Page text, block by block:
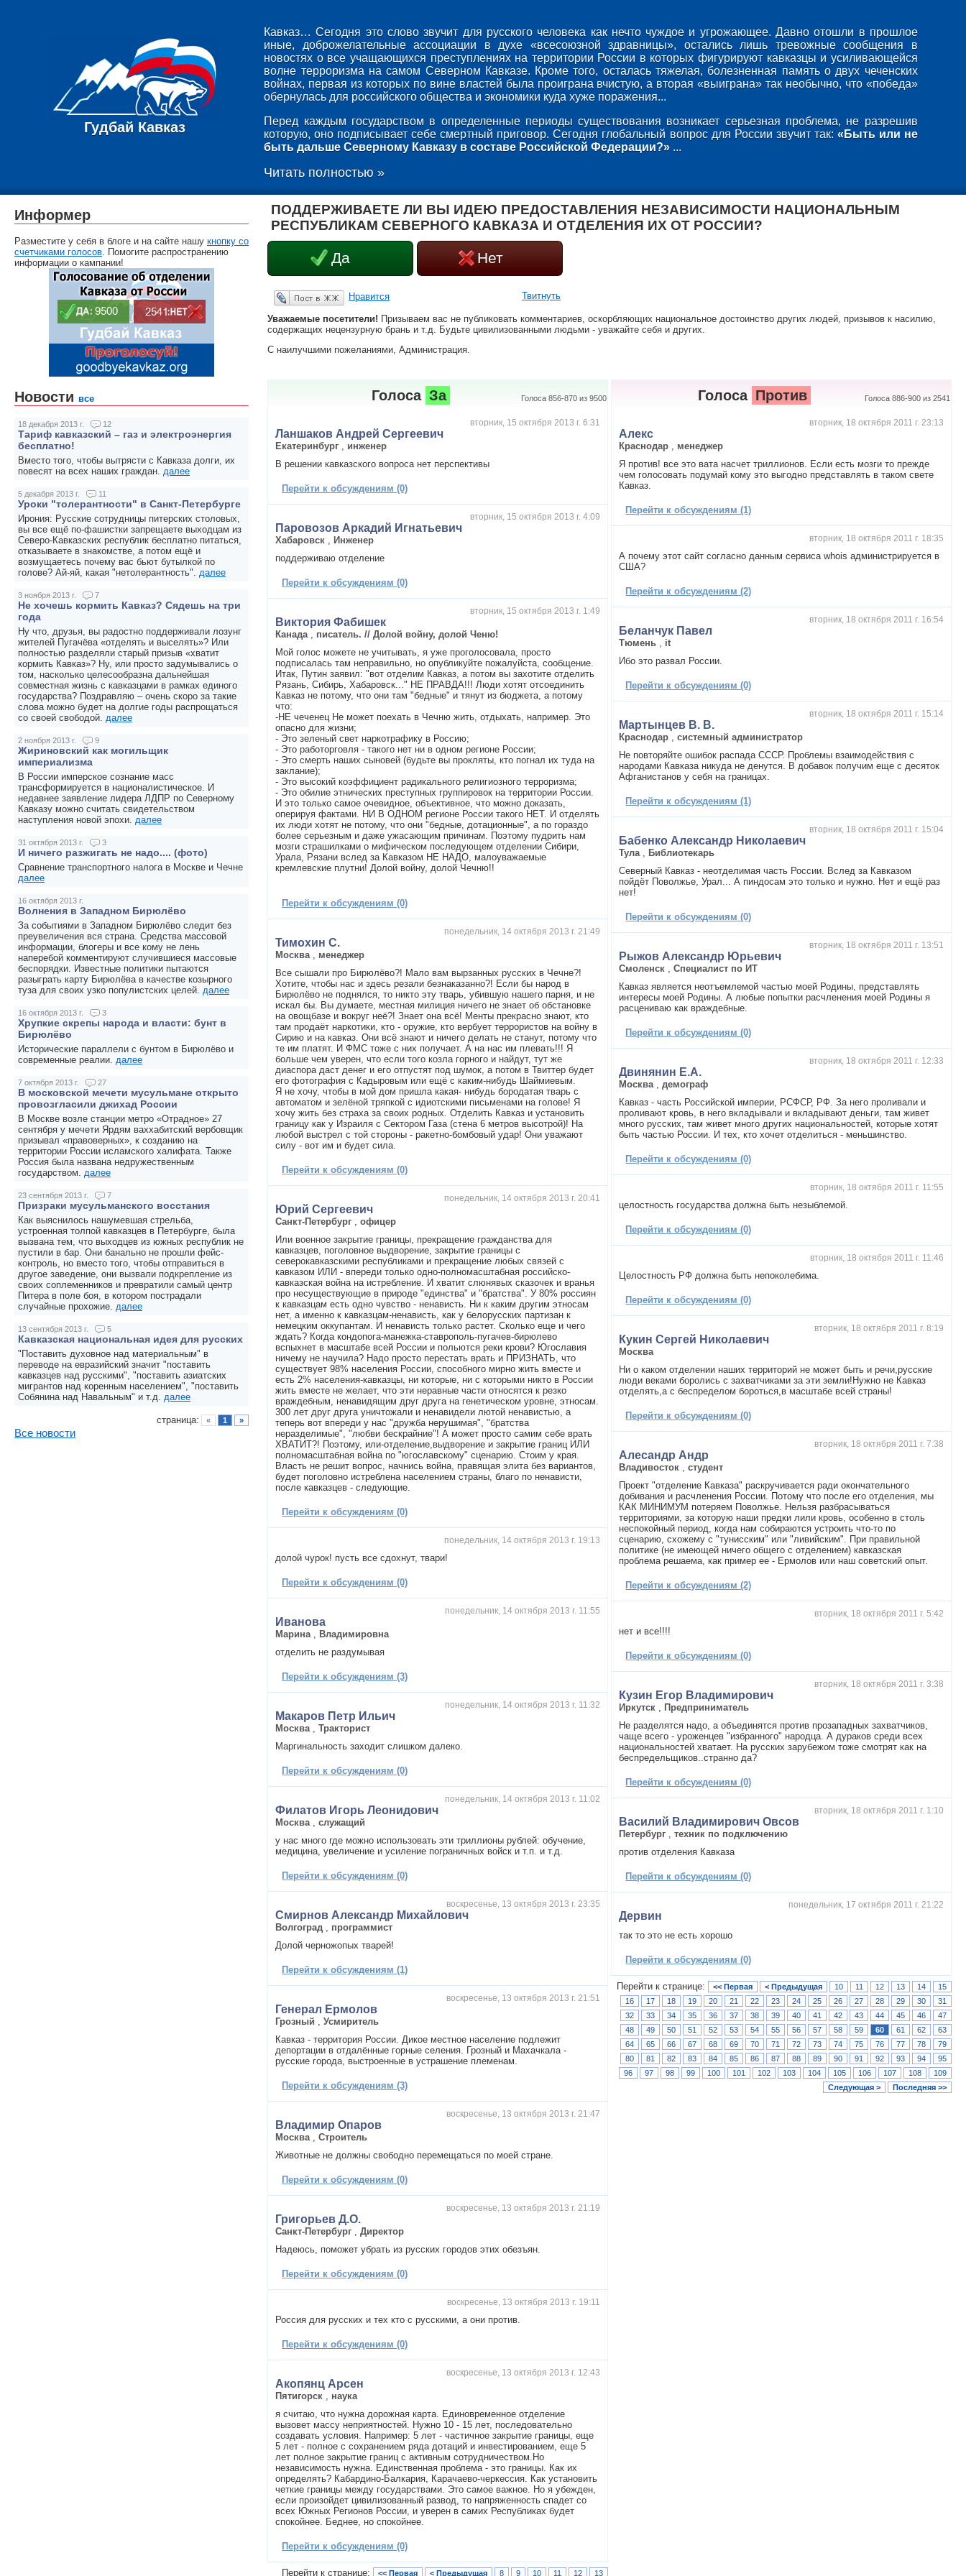
Гудбай Кавказ
Кавказ… Сегодня это слово звучит для русского человека как нечто чуждое и угрожающее. Давно отошли в прошлое
иные, доброжелательные ассоциации в духе «всесоюзной здравницы», остались лишь тревожные сообщения в
новостях о все учащающихся преступлениях на территории России в которых фигурируют кавказцы и усиливающейся
волне терроризма на самом Северном Кавказе. Кроме того, осталась тяжелая, болезненная память о двух чеченских
войнах, первая из которых по вине властей была проиграна вчистую, а вторая «выиграна» так необычно, что «победа»
обернулась для российского общества и экономики куда хуже поражения...
Перед каждым государством в определенные периоды существования возникает серьезная проблема, не разрешив
которую, оно подписывает себе смертный приговор. Сегодня глобальный вопрос для России звучит так: «Быть или не
быть дальше Северному Кавказу в составе Российской Федерации?» ...
Читать полностью »
ПОДДЕРЖИВАЕТЕ ЛИ ВЫ ИДЕЮ ПРЕДОСТАВЛЕНИЯ НЕЗАВИСИМОСТИ НАЦИОНАЛЬНЫМ
РЕСПУБЛИКАМ СЕВЕРНОГО КАВКАЗА И ОТДЕЛЕНИЯ ИХ ОТ РОССИИ?
Да Нет
Опубликовать в ЖЖ Нравится Твитнуть
Уважаемые посетители! Призываем вас не публиковать комментариев, оскорбляющих национальное достоинство других людей, призывов к насилию,
содержащих нецензурную брань и т.д. Будьте цивилизованными людьми - уважайте себя и других.
С наилучшими пожеланиями, Администрация.
Голоса За Голоса 856-870 из 9500
вторник, 15 октября 2013 г. 6:31
Ланшаков Андрей Сергеевич
Екатеринбург
инженер
В решении кавказского вопроса нет перспективы
Перейти к обсуждениям (0)
вторник, 15 октября 2013 г. 4:09
Паровозов Аркадий Игнатьевич
Хабаровск ,Инженер
поддерживаю отделение
Перейти к обсуждениям (0)
вторник, 15 октября 2013 г. 1:49
Виктория Фабишек
Канада
писатель. // Долой войну, долой Ченю!
Мой голос можете не учитывать, я уже проголосовала, просто
подписалась там неправильно, но опубликуйте пожалуйста, сообщение.
Итак, Путин заявил: "вот отделим Кавказ, а потом вы захотите отделить
Рязань, Сибирь, Хабаровск..." НЕ ПРАВДА!!! Люди хотят отсоединить
Кавказ не потому, что они там "бедные" и тянут из бюджета, а потому
что:
-НЕ чеченец Не может поехать в Чечню жить, отдыхать, например. Это
опасно для жизни;
- Это зеленый свет наркотрафику в Россию;
- Это работорговля - такого нет ни в одном регионе России;
- Это смерть наших сыновей (будьте вы прокляты, кто погнал их туда на
заклание);
- Это высокий коэффициент радикального религиозного терроризма;
- Это обилие этнических преступных группировок на территории России.
И это только самое очевидное, объективное, что можно доказать,
оперируя фактами. НИ В ОДНОМ регионе России такого НЕТ. И отделять
их люди хотят не потому, что они "бедные, дотационные", а по гораздо
более серьезным и даже ужасающим причинам. Поэтому пудрить нам
мозги страшилками о мифическом последующем отделении Сибири,
Урала, Рязани вслед за Кавказом НЕ НАДО, малоуважаемые
кремлевские плутни! Долой войну, долой Чечню!!
Перейти к обсуждениям (0)
понедельник, 14 октября 2013 г. 21:49
Тимохин С.
Москва
менеджер
Все сышали про Бирюлёво?! Мало вам вырзанных русских в Чечне?!
Хотите, чтобы нас и здесь резали безнаказанно?! Если бы народ в
Бирюлёво не поднялся, то никто эту тварь, убившую нашего парня, и не
искал бы. Вы думаете, местная милиция ничего не знает об обстановке
на овощбазе и вокруг неё?! Знает она всё! Менты прекрасно знают, кто
там продаёт наркотики, кто - оружие, кто вербует террористов на войну в
Сирию и на кавказ. Они всё знают и ничего делать не станут, потому что
те им платят. И ФМС тоже с них получает. А на нас им плевать!!! Я
больше чем уверен, что если того козла горного и найдут, тут же
диаспора даст денег и его отпустят под шумок, а потом в Твиттер будет
его фотография с Кадыровым или ещё с каким-нибудь Шаймиевым.
Я не хочу, чтобы в мой дом пришла какая- нибудь бородатая тварь с
автоматом и зелёной тряпкой с идиотскими письменами на голове! Я
хочу жить без страха за своих родных. Отделить Кавказ и установить
границу как у Израиля с Сектором Газа (стена 6 метров высотрой)! На
любой выстрел с той стороны - ракетно-бомбовый удар! Они уважают
силу - вот им и будет сила.
Перейти к обсуждениям (0)
понедельник, 14 октября 2013 г. 20:41
Юрий Сергеевич
Санкт-Петербург ,офицер
Или военное закрытие границы, прекращение гражданства для
кавказцев, поголовное выдворение, закрытие границы с
северокавказскими республиками и прекращение любых связей с
кавказом ИЛИ - впереди только одно-полномасштабная российско-
кавказская война на истребление. И хватит слюнявых сказочек и вранья
про несуществующие в природе "единства" и "братства". У 80% россиян
к кавказцам есть одно чувство - ненависть. Ни к каким другим этносам
нет, а именно к кавказцам-ненависть, как у белорусских партизан к
немецким оккупантам. И ненависть только растет. Сколько еще и чего
ждать? Когда кондопога-манежка-ставрополь-пугачев-бирюлево
вспыхнет в масштабе всей России и польются реки крови? Югославия
ничему не научила? Надо просто перестать врать и ПРИЗНАТЬ, что
существует 98% населения России, способного мирно жить вместе и
есть 2% населения-кавказцы, ни которые, ни с которыми никто в России
жить вместе не желает, что эти неравные части относятся к резко
враждебным, ненавидящим друг друга на генетическом уровне, этносам.
300 лет друг друга уничтожали и ненавидели лютой ненавистью, а
теперь вот впереди у нас "дружба нерушимая", "братства
неразделимые", "любви бескрайние"! А может просто самим себе врать
ХВАТИТ?! Поэтому, или-отделение,выдворение и закрытие границ ИЛИ
полномасштабная война по "югославскому" сценарию. Стоим у края.
Власть не решит вопрос, начнись война, правящая элита без вариантов,
будет поголовно истреблена населением страны, благо по ненависти,
после кавказцев - следующие.
Перейти к обсуждениям (0)
понедельник, 14 октября 2013 г. 19:13
долой чурок! пусть все сдохнут, твари!
Перейти к обсуждениям (0)
понедельник, 14 октября 2013 г. 11:55
Иванова
Марина
Владимировна
отделить не раздумывая
Перейти к обсуждениям (3)
понедельник, 14 октября 2013 г. 11:32
Макаров Петр Ильич
Москва ,Тракторист
Маргинальность заходит слишком далеко.
Перейти к обсуждениям (0)
понедельник, 14 октября 2013 г. 11:02
Филатов Игорь Леонидович
Москва ,служащий
у нас много где можно использовать эти триллионы рублей: обучение,
медицина, увеличение и усиление пограничных войск и т.п. и т.д.
Перейти к обсуждениям (0)
воскресенье, 13 октября 2013 г. 23:35
Смирнов Александр Михайлович
Волгоград
программист
Долой черножопых тварей!
Перейти к обсуждениям (1)
воскресенье, 13 октября 2013 г. 21:51
Генерал Ермолов
Грозный ,Усмиритель
Кавказ - территория России. Дикое местное население подлежит
депортации в отдалённые горные селения. Грозный и Махачкала -
русские города, выстроенные в устрашение племенам.
Перейти к обсуждениям (3)
воскресенье, 13 октября 2013 г. 21:47
Владимир Опаров
Москва ,Строитель
Животные не должны свободно перемещаться по моей стране.
Перейти к обсуждениям (0)
воскресенье, 13 октября 2013 г. 21:19
Григорьев Д.О.
Санкт-Петербург ,Директор
Надеюсь, поможет убрать из русских городов этих обезъян.
Перейти к обсуждениям (0)
воскресенье, 13 октября 2013 г. 19:11
Россия для русских и тех кто с русскими, а они против.
Перейти к обсуждениям (0)
воскресенье, 13 октября 2013 г. 12:43
Акопянц Арсен
Пятигорск
наука
я считаю, что нужна дорожная карта. Единовременное отделение
вызовет массу неприятностей. Нужно 10 - 15 лет, последовательно
создавать условия. Например: 5 лет - частичное закрытие границы, еще
5 лет - полное с сохранением ряда дотаций и инвестированием, еще 5
лет полное закрытие границ с активным сотрудничеством.Но
независимость нужна. Единственная проблема - это границы. Как их
определять? Кабардино-Балкария, Карачаево-черкессия. Как установить
четкие границы между государствами. Это самое важное. Но я убежден,
если произойдет цивилизованный развод, то напряженность спадет со
всех Южных Регионов России, и уверен в самих Республиках будет
спокойнее. Беднее, но спокойнее.
Перейти к обсуждениям (0)
Перейти к странице: << Первая < Предыдущая 8 9 10 11 12 13
Голоса Против Голоса 886-900 из 2541
вторник, 18 октября 2011 г. 23:13
Алекс
Краснодар
менеджер
Я против! все это вата насчет триллионов. Если есть мозги то прежде
чем голосовать подумай кому это выгодно представлять в таком свете
Кавказ.
Перейти к обсуждениям (1)
вторник, 18 октября 2011 г. 18:35
А почему этот сайт согласно данным сервиса whois администрируется в
США?
Перейти к обсуждениям (2)
вторник, 18 октября 2011 г. 16:54
Беланчук Павел
Тюмень
it
Ибо это развал России.
Перейти к обсуждениям (0)
вторник, 18 октября 2011 г. 15:14
Мартынцев В. В.
Краснодар ,системный администратор
Не повторяйте ошибок распада СССР. Проблемы взаимодействия с
народами Кавказа никуда не денутся. В добавок получим еще с десяток
Афганистанов у себя на границах.
Перейти к обсуждениям (1)
вторник, 18 октября 2011 г. 15:04
Бабенко Александр Николаевич
Тула
Библиотекарь
Северный Кавказ - неотделимая часть России. Вслед за Кавказом
пойдёт Поволжье, Урал... А пиндосам это только и нужно. Нет и ещё раз
нет!
Перейти к обсуждениям (0)
вторник, 18 октября 2011 г. 13:51
Рыжов Александр Юрьевич
Смоленск ,Специалист по ИТ
Кавказ является неотъемлемой частью моей Родины, представлять
интересы моей Родины. А любые попытки расчленения моей Родины я
расцениваю как враждебные.
Перейти к обсуждениям (0)
вторник, 18 октября 2011 г. 12:33
Двинянин Е.А.
Москва ,демограф
Кавказ - часть Российской империи, РСФСР, РФ. За него проливали и
проливают кровь, в него вкладывали и вкладывают деньги, там живет
много русских, там живет много других национальностей, которые хотят
быть частью России. И тех, кто хочет отделиться - меньшинство.
Перейти к обсуждениям (0)
вторник, 18 октября 2011 г. 11:55
целостность государства должна быть незыблемой.
Перейти к обсуждениям (0)
вторник, 18 октября 2011 г. 11:46
Целостность РФ должна быть непоколебима.
Перейти к обсуждениям (0)
вторник, 18 октября 2011 г. 8:19
Кукин Сергей Николаевич
Москва
Ни о каком отделении наших территорий не может быть и речи,русские
люди веками боролись с захватчиками за эти земли!Нужно не Кавказ
отделять,а с беспределом бороться,в масштабе всей страны!
Перейти к обсуждениям (0)
вторник, 18 октября 2011 г. 7:38
Алесандр Андр
Владивосток ,студент
Проект "отделение Кавказа" раскручивается ради окончательного
добивания и расчленения России. Потому что после его отделения, мы
КАК МИНИМУМ потеряем Поволжье. Нельзя разбрасываться
территориями, за которую наши предки лили кровь, особенно в столь
неспокойный период, когда нам собираются устроить что-то по
сценарию, схожему с "тунисским" или "ливийским". При правильной
политике (не имеющей ничего общего с отделением) кавказская
проблема решаема, как пример ее - Ермолов или наш советский опыт.
Перейти к обсуждениям (2)
вторник, 18 октября 2011 г. 5:42
нет и все!!!!
Перейти к обсуждениям (0)
вторник, 18 октября 2011 г. 3:38
Кузин Егор Владимирович
Иркутск
Предприниматель
Не разделятся надо, а объединятся против прозападных захватчиков,
чаще всего - уроженцев "избранного" народца. А дураков среди всех
национальностей хватает. На русских зарубежом тоже смотрят как на
беспредельщиков..странно да?
Перейти к обсуждениям (0)
вторник, 18 октября 2011 г. 1:10
Василий Владимирович Овсов
Петербург ,техник по подключению
против отделения Кавказа
Перейти к обсуждениям (0)
понедельник, 17 октября 2011 г. 21:22
Дервин
так то это не есть хорошо
Перейти к обсуждениям (0)
Перейти к странице: << Первая < Предыдущая 10 11 12 13 14
15
16
17 18 19 20 21 22 23 24 25 26 27 28 29 30
31
32
33 34 35 36 37 38 39 40 41 42 43 44 45 46
47
48
49 50 51 52 53 54 55 56 57 58 59 60 61 62
63
64
65 66 67 68 69 70 71 72 73 74 75 76 77 78
79
80
81 82 83 84 85 86 87 88 89 90 91 92 93 94
95
96
97 98 99 100 101 102 103 104 105 106 107 108
109
Следующая >
Последняя >>
Информер
Разместите у себя в блоге и на сайте нашу кнопку со
счетчиками голосов. Помогите распространению
информации о кампании!
Новости все
18 декабря 2013 г. 12
Тариф кавказский – газ и электроэнергия
бесплатно!
Вместо того, чтобы вытрясти с Кавказа долги, их
повесят на всех наших граждан. далее
5 декабря 2013 г. 11
Уроки "толерантности" в Санкт-Петербурге
Ирония: Русские сотрудницы питерских столовых,
вы все ещё по-фашистки запрещаете выходцам из
Северо-Кавказских республик бесплатно питаться,
отказываете в знакомстве, а потом ещё и
возмущаетесь почему вас бьют бутылкой по
голове? Ай-яй, какая "нетолерантность". далее
3 ноября 2013 г. 7
Не хочешь кормить Кавказ? Сядешь на три
года
Ну что, друзья, вы радостно поддерживали лозунг
жителей Пугачёва «отделять и выселять»? Или
полностью разделяли старый призыв «хватит
кормить Кавказ»? Ну, или просто задумывались о
том, насколько целесообразна дальнейшая
совместная жизнь с кавказцами в рамках единого
государства? Поздравляю – очень скоро за такие
слова можно будет на долгие годы распрощаться
со своей свободой. далее
2 ноября 2013 г. 9
Жириновский как могильщик
империализма
В России имперское сознание масс
трансформируется в националистическое. И
недавнее заявление лидера ЛДПР по Северному
Кавказу можно считать свидетельством
наступления новой эпохи. далее
31 октября 2013 г. 3
И ничего разжигать не надо.... (фото)
Сравнение транспортного налога в Москве и Чечне
далее
16 октября 2013 г.
Волнения в Западном Бирюлёво
За событиями в Западном Бирюлёво следит без
преувеличения вся страна. Средства массовой
информации, блогеры и все кому не лень
наперебой комментируют случившиеся массовые
беспорядки. Известные политики пытаются
разыграть карту Бирюлёва в качестве козырного
туза для своих узко популистских целей. далее
16 октября 2013 г. 3
Хрупкие скрепы народа и власти: бунт в
Бирюлёво
Исторические параллели с бунтом в Бирюлёво и
современные реалии. далее
7 октября 2013 г. 27
В московской мечети мусульмане открыто
провозгласили джихад России
В Москве возле станции метро «Отрадное» 27
сентября у мечети Ярдям ваххабитский вербовщик
призывал «правоверных», к созданию на
территории России исламского халифата. Также
Россия была названа недружественным
государством. далее
23 сентября 2013 г. 7
Призраки мусульманского восстания
Как выяснилось нашумевшая стрельба,
устроенная толпой кавказцев в Петербурге, была
вызвана тем, что выходцев из южных республик не
пустили в бар. Они банально не прошли фейс-
контроль, но вместо того, чтобы отправиться в
другое заведение, они вызвали подкрепление из
своих соплеменников и превратили самый центр
Питера в поле боя, в котором пострадали
случайные прохожие. далее
13 сентября 2013 г. 5
Кавказская национальная идея для русских
"Поставить духовное над материальным" в
переводе на евразийский значит "поставить
кавказцев над русскими", "поставить азиатских
мигрантов над коренным населением", "поставить
Собянина над Навальным" и т.д. далее
страница: « 1 »
Все новости